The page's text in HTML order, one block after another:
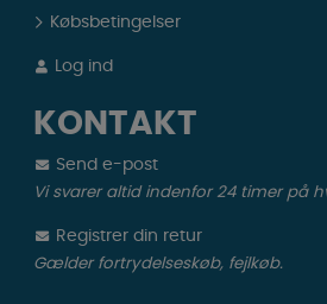
Købsbetingelser
Log ind
KONTAKT
Send e-post
Vi svarer altid indenfor 24 timer på
Registrer din retur
Gælder fortrydelseskøb, fejlkøb.